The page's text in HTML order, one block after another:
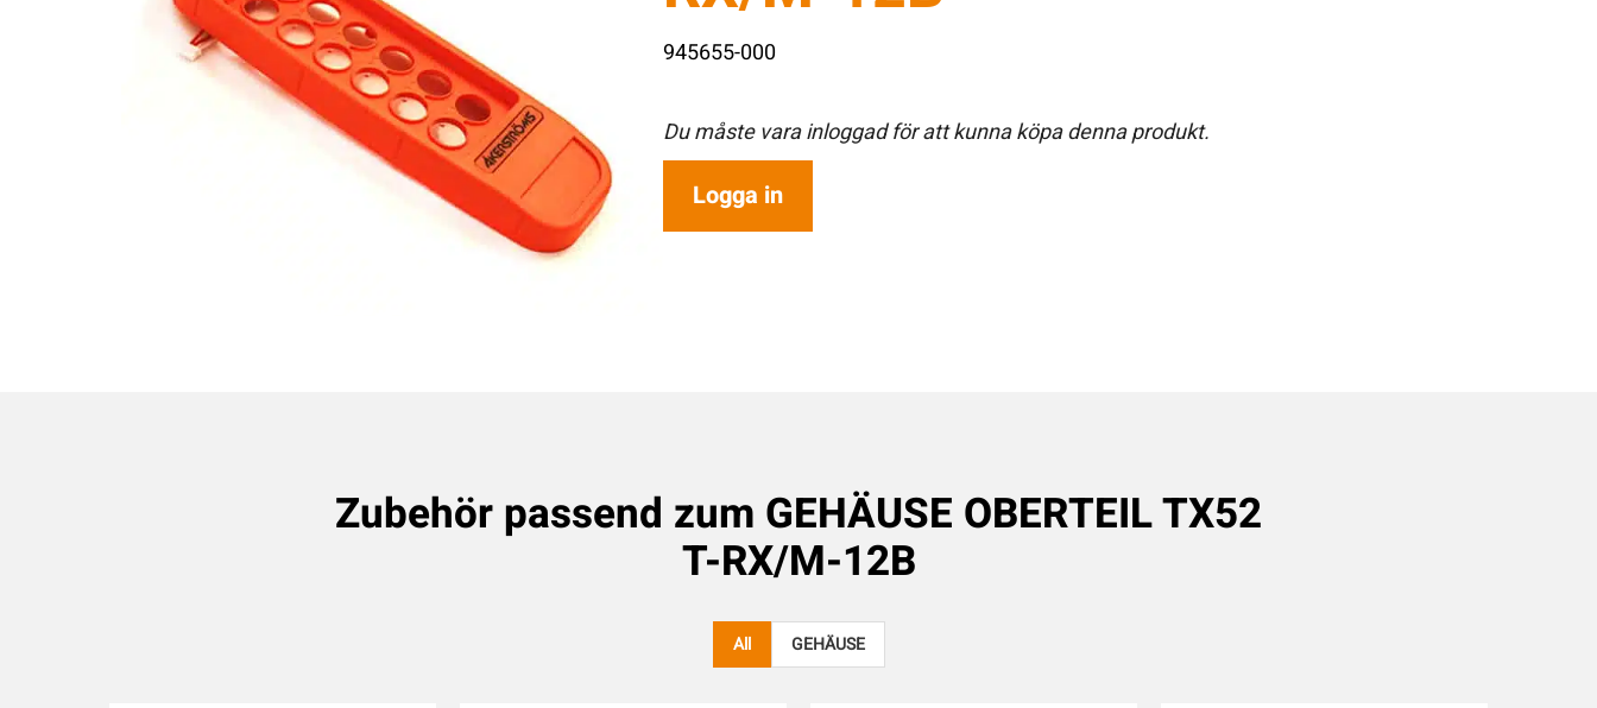
945655-000
Du måste vara inloggad för att kunna köpa denna produkt.
Logga in
Zubehör passend zum GEHÄUSE OBERTEIL TX52
T-RX/M-12B
All GEHÄUSE